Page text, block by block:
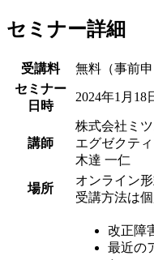
セミナー詳細
受講料
無料（事前申
セミナー
日時
2024年1月18
講師
株式会社ミ
エグゼクテ
木達 一仁
場所
オンライン
受講方法は
改正障
最近の